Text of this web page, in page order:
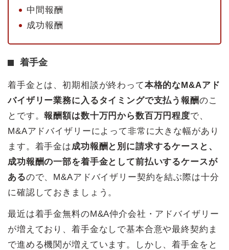
中間報酬
成功報酬
着手金
着手金とは、初期相談が終わって本格的なM&Aアド
バイザリー業務に入るタイミングで支払う報酬のこ
とです。報酬額は数十万円から数百万円程度で、
M&Aアドバイザリーによって非常に大きな幅があり
ます。着手金は成功報酬と別に請求するケースと、
成功報酬の一部を着手金として前払いするケースが
あるので、M&Aアドバイザリー契約を結ぶ際は十分
に確認しておきましょう。
最近は着手金無料のM&A仲介会社・アドバイザリー
が増えており、着手金なしで基本合意や最終契約ま
で進める機関が増えています。しかし、着手金をと